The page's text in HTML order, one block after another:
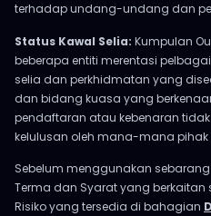
terhadap undang-undang dan
Status Kawal Selia: Kumpulan
beberapa entiti merentasi
selia dan perkhidmatan yang
dan bidang kuasa yang
pendaftaran atau kebenaran
kelulusan oleh mana-mana pihak
Sebelum menggunakan
Terma dan Syarat yang berkaitan
Risiko yang tersedia di bahagian